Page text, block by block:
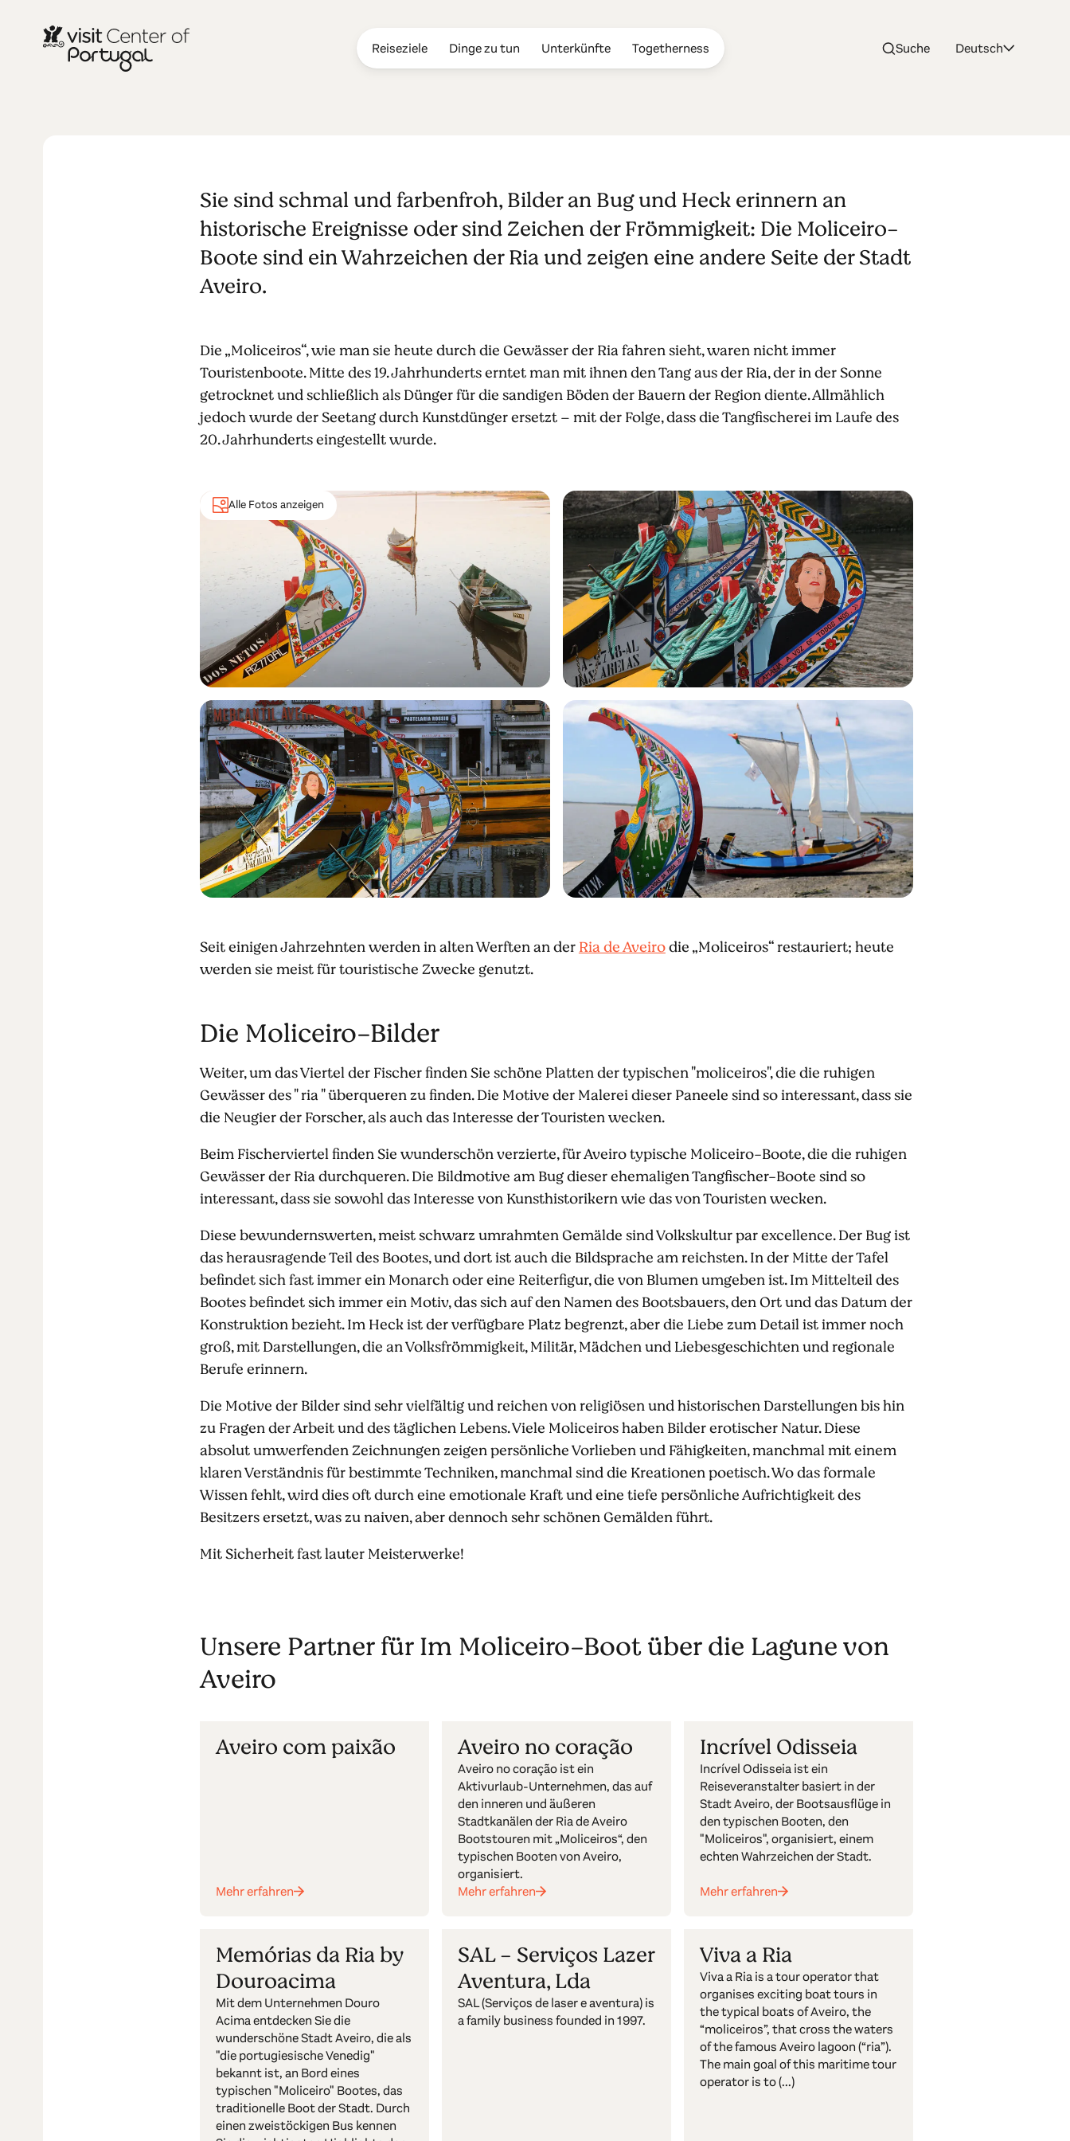
Reiseziele Dinge zu tun Unterkünfte Togetherness Suche Deutsch
Im Moliceiro-Boot über die
Lagune von Aveiro
Sie sind schmal und farbenfroh, Bilder an Bug und Heck erinnern an
historische Ereignisse oder sind Zeichen der Frömmigkeit: Die Moliceiro-
Boote sind ein Wahrzeichen der Ria und zeigen eine andere Seite der Stadt
Aveiro.
Die „Moliceiros“, wie man sie heute durch die Gewässer der Ria fahren sieht, waren nicht immer
Touristenboote. Mitte des 19. Jahrhunderts erntet man mit ihnen den Tang aus der Ria, der in der Sonne
getrocknet und schließlich als Dünger für die sandigen Böden der Bauern der Region diente. Allmählich
jedoch wurde der Seetang durch Kunstdünger ersetzt – mit der Folge, dass die Tangfischerei im Laufe des
20. Jahrhunderts eingestellt wurde.
Alle Fotos anzeigen
Seit einigen Jahrzehnten werden in alten Werften an derRia de Aveirodie „Moliceiros“ restauriert; heute
werden sie meist für touristische Zwecke genutzt.
Die Moliceiro-Bilder
Weiter, um das Viertel der Fischer finden Sie schöne Platten der typischen "moliceiros", die die ruhigen
Gewässer des " ria " überqueren zu finden. Die Motive der Malerei dieser Paneele sind so interessant, dass sie
die Neugier der Forscher, als auch das Interesse der Touristen wecken.
Beim Fischerviertel finden Sie wunderschön verzierte, für Aveiro typische Moliceiro-Boote, die die ruhigen
Gewässer der Ria durchqueren. Die Bildmotive am Bug dieser ehemaligen Tangfischer-Boote sind so
interessant, dass sie sowohl das Interesse von Kunsthistorikern wie das von Touristen wecken.
Diese bewundernswerten, meist schwarz umrahmten Gemälde sind Volkskultur par excellence. Der Bug ist
das herausragende Teil des Bootes, und dort ist auch die Bildsprache am reichsten. In der Mitte der Tafel
befindet sich fast immer ein Monarch oder eine Reiterfigur, die von Blumen umgeben ist. Im Mittelteil des
Bootes befindet sich immer ein Motiv, das sich auf den Namen des Bootsbauers, den Ort und das Datum der
Konstruktion bezieht. Im Heck ist der verfügbare Platz begrenzt, aber die Liebe zum Detail ist immer noch
groß, mit Darstellungen, die an Volksfrömmigkeit, Militär, Mädchen und Liebesgeschichten und regionale
Berufe erinnern.
Die Motive der Bilder sind sehr vielfältig und reichen von religiösen und historischen Darstellungen bis hin
zu Fragen der Arbeit und des täglichen Lebens. Viele Moliceiros haben Bilder erotischer Natur. Diese
absolut umwerfenden Zeichnungen zeigen persönliche Vorlieben und Fähigkeiten, manchmal mit einem
klaren Verständnis für bestimmte Techniken, manchmal sind die Kreationen poetisch. Wo das formale
Wissen fehlt, wird dies oft durch eine emotionale Kraft und eine tiefe persönliche Aufrichtigkeit des
Besitzers ersetzt, was zu naiven, aber dennoch sehr schönen Gemälden führt.
Mit Sicherheit fast lauter Meisterwerke!
Unsere Partner für Im Moliceiro-Boot über die Lagune von
Aveiro
Aveiro com paixão
Mehr erfahren
Aveiro no coração
Aveiro no coração ist ein
Aktivurlaub-Unternehmen, das auf
den inneren und äußeren
Stadtkanälen der Ria de Aveiro
Bootstouren mit „Moliceiros“, den
typischen Booten von Aveiro,
organisiert.
Mehr erfahren
Incrível Odisseia
Incrível Odisseia ist ein
Reiseveranstalter basiert in der
Stadt Aveiro, der Bootsausflüge in
den typischen Booten, den
"Moliceiros", organisiert, einem
echten Wahrzeichen der Stadt.
Mehr erfahren
Memórias da Ria by
Douroacima
Mit dem Unternehmen Douro
Acima entdecken Sie die
wunderschöne Stadt Aveiro, die als
"die portugiesische Venedig"
bekannt ist, an Bord eines
typischen "Moliceiro" Bootes, das
traditionelle Boot der Stadt. Durch
einen zweistöckigen Bus kennen
SAL - Serviços Lazer
Aventura, Lda
SAL (Serviços de laser e aventura) is
a family business founded in 1997.
Viva a Ria
Viva a Ria is a tour operator that
organises exciting boat tours in
the typical boats of Aveiro, the
“moliceiros”, that cross the waters
of the famous Aveiro lagoon (“ria”).
The main goal of this maritime tour
operator is to (...)